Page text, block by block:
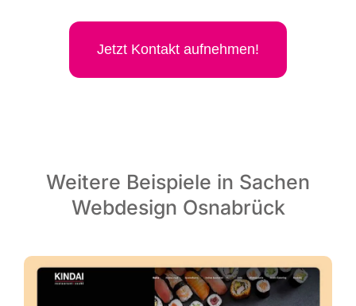
Jetzt Kon­takt aufnehmen!
Weitere Beispiele in Sachen
Webdesign Osnabrück